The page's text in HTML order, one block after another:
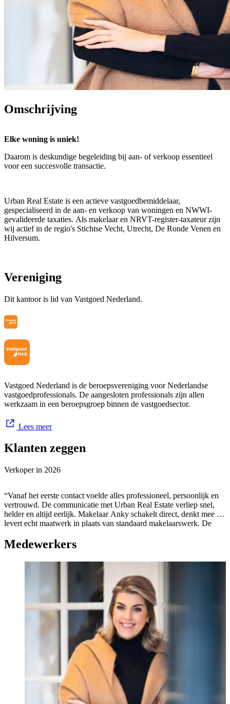
Omschrijving
Elke woning is uniek!
Daarom is deskundige begeleiding bij aan- of verkoop essentieel
voor een succesvolle transactie.
Urban Real Estate is een actieve vastgoedbemiddelaar,
gespecialiseerd in de aan- en verkoop van woningen en NWWI-
gevalideerde taxaties. Als makelaar en NRVT-register-taxateur zijn
wij actief in de regio's Stichtse Vecht, Utrecht, De Ronde Venen en
Hilversum.
Woning aankopen of verkopen?
informele aanpak. Zo is er altijd ruimte om even te bellen, appen of
kennismaken?
Vereniging
Dit kantoor is lid van Vastgoed Nederland.
Vastgoed Nederland is de beroepsvereniging voor Nederlandse
vastgoedprofessionals. De aangesloten professionals zijn allen
werkzaam in een beroepsgroep binnen de vastgoedsector.
Lees meer
Klanten zeggen
Verkoper in 2026
“Vanaf het eerste contact voelde alles professioneel, persoonlijk en
vertrouwd. De communicatie met Urban Real Estate verliep snel,
helder en altijd eerlijk. Makelaar Anky schakelt direct, denkt mee en
levert echt maatwerk in plaats van standaard makelaarswerk. De
overzichtelijk en prettig. Wie een betrokken makelaar zoekt met
kennis van de markt en een sterke aanpak, zit hier absoluut goed.
We hebben haar expertise eerder ook gebruikt voor een taxatie, was
Medewerkers